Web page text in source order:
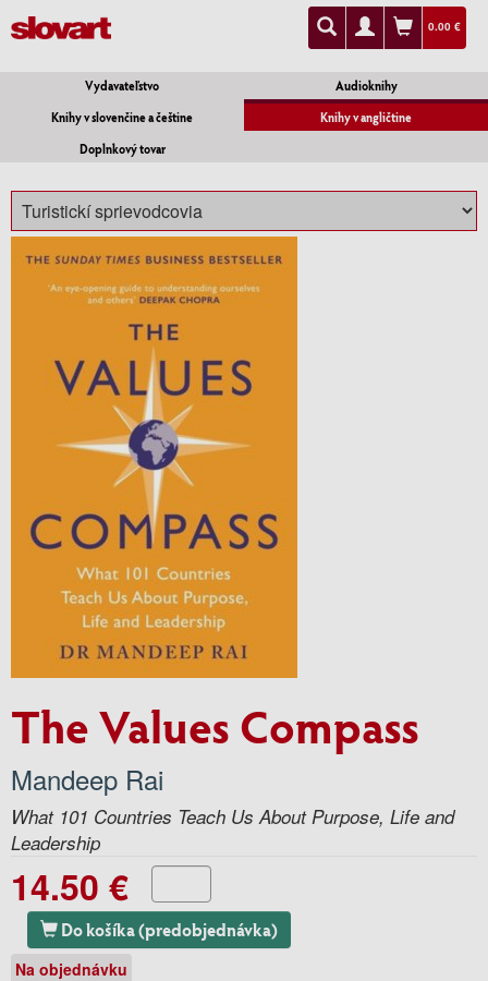
0.00 €
Vydavateľstvo
Audioknihy
Knihy v slovenčine a češtine
Knihy v angličtine
Doplnkový tovar
The Values Compass
Mandeep Rai
What 101 Countries Teach Us About Purpose, Life and
Leadership
14.50 €
Do košíka (predobjednávka)
Na objednávku